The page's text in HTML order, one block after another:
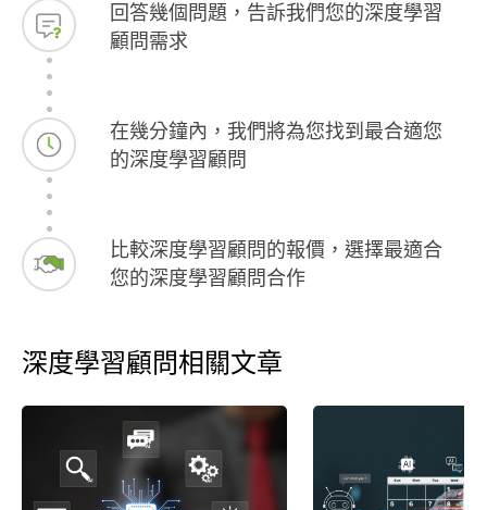
回答幾個問題，告訴我們您的深度學習
顧問需求
在幾分鐘內，我們將為您找到最合適您
的深度學習顧問
比較深度學習顧問的報價，選擇最適合
您的深度學習顧問合作
深度學習顧問相關文章